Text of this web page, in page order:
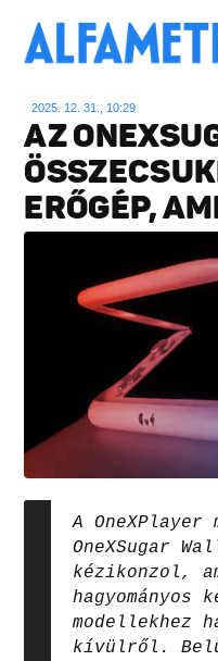
2025. 12. 31., 10:29
AZ
ERŐGÉP,
A
OneXSugar
kézikonzol,
hagyományos
modellekhez
kívülről.